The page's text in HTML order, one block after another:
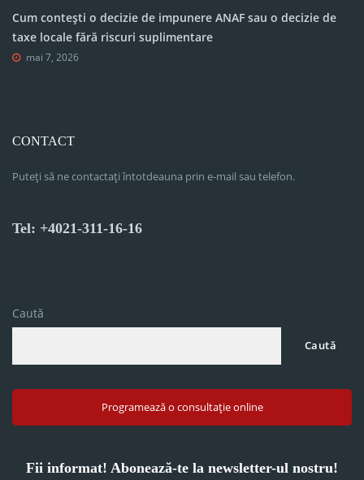
Cum contești o decizie de impunere ANAF sau o decizie de
taxe locale fără riscuri suplimentare
mai 7, 2026
CONTACT
Puteți să ne contactați întotdeauna prin e-mail sau telefon.
Tel: +4021-311-16-16
Caută
Caută
Programează o consultație online
Fii informat! Abonează-te la newsletter-ul nostru!